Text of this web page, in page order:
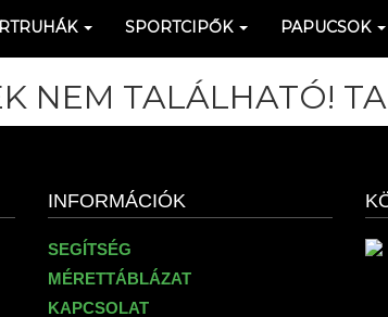
SPORTCIPŐK PAPUCSOK
NEM TALÁLHATÓ!
INFORMÁCIÓK
SEGÍTSÉG
MÉRETTÁBLÁZAT
KAPCSOLAT